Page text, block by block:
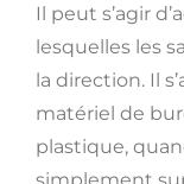
Il peut s’agir
lesquelles les
la direction. Il
matériel de
plastique,
simplement